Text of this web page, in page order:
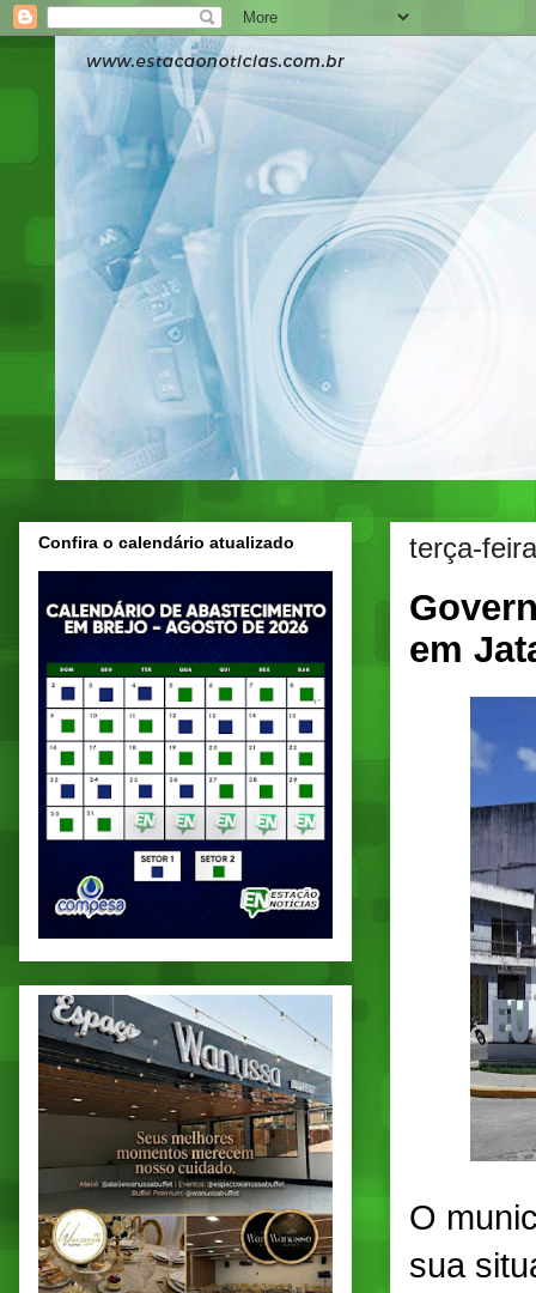
terça-
em
O
sua
Confira o calendário atualizado